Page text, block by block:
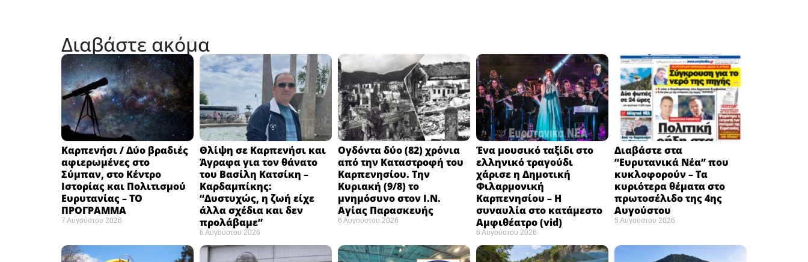
Διαβάστε ακόμα
Καρπενήσι / Δύο βραδιές
αφιερωμένες στο
Σύμπαν, στο Κέντρο
Ιστορίας και Πολιτισμού
Ευρυτανίας – ΤΟ
ΠΡΟΓΡΑΜΜΑ
7 Αυγούστου 2026
Θλίψη σε Καρπενήσι και
Άγραφα για τον θάνατο
του Βασίλη Κατσίκη –
Καρδαμπίκης:
“Δυστυχώς, η ζωή είχε
άλλα σχέδια και δεν
προλάβαμε”
6 Αυγούστου 2026
Ογδόντα δύο (82) χρόνια
από την Καταστροφή του
Καρπενησίου. Την
Κυριακή (9/8) το
μνημόσυνο στον Ι.Ν.
Αγίας Παρασκευής
6 Αυγούστου 2026
Ένα μουσικό ταξίδι στο
ελληνικό τραγούδι
χάρισε η Δημοτική
Φιλαρμονική
Καρπενησίου – Η
συναυλία στο κατάμεστο
Αμφιθέατρο (vid)
6 Αυγούστου 2026
Διαβάστε στα
“Ευρυτανικά Νέα” που
κυκλοφορούν – Τα
κυριότερα θέματα στο
πρωτοσέλιδο της 4ης
Αυγούστου
5 Αυγούστου 2026